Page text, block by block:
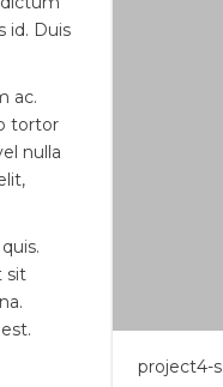
id. Duis
ac.
tortor
nulla
sit
project4-s